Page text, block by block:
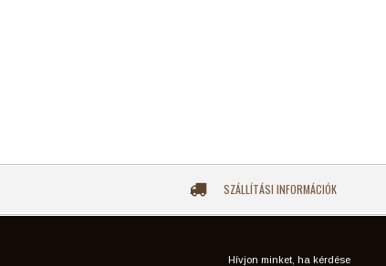
SZÁLLÍTÁSI INFORMÁCIÓK
Hívjon minket, ha kérdése